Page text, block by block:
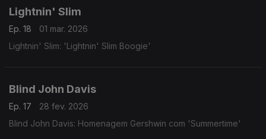
Lightnin' Slim
Ep. 18
01 mar. 2026
Lightnin' Slim: 'Lightnin' Slim Boogie'
Blind John Davis
Ep. 17
28 fev. 2026
Blind John Davis: Homenagem Gershwin com 'Summertime'